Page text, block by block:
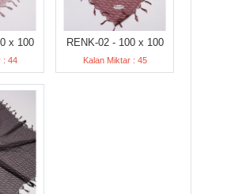
x 100
: 44
RENK-02 - 100 x 100
Kalan Miktar : 45